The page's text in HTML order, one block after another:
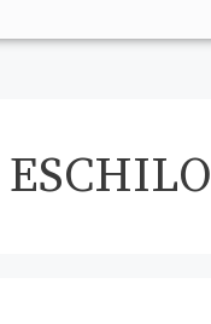
ESCHILO